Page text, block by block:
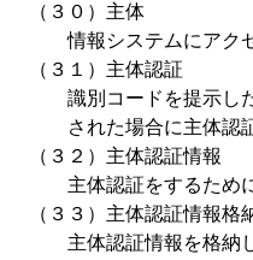
（３０）主体
情報システムにアクセ
（３１）主体認証
識別コードを提示した
された場合に主体認
（３２）主体認証情報
主体認証をするために
（３３）主体認証情報格
主体認証情報を格納し